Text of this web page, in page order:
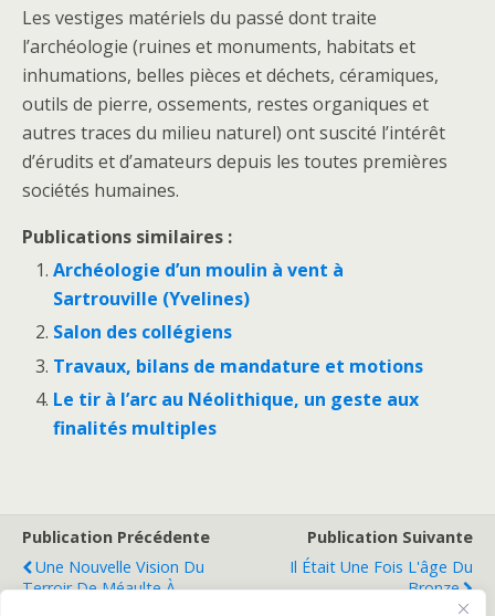
Les vestiges matériels du passé dont traite
l’archéologie (ruines et monuments, habitats et
inhumations, belles pièces et déchets, céramiques,
outils de pierre, ossements, restes organiques et
autres traces du milieu naturel) ont suscité l’intérêt
d’érudits et d’amateurs depuis les toutes premières
sociétés humaines.
Publications similaires :
Archéologie d’un moulin à vent à
Sartrouville (Yvelines)
Salon des collégiens
Travaux, bilans de mandature et motions
Le tir à l’arc au Néolithique, un geste aux
finalités multiples
Publication Précédente
Une Nouvelle Vision Du
Terroir De Méaulte À
Publication Suivante
Il Était Une Fois L'âge Du
Bronze